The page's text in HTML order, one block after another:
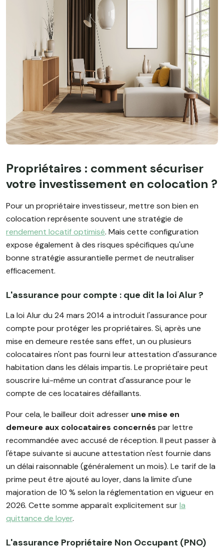
Propriétaires : comment sécuriser
votre investissement en colocation ?
Pour un propriétaire investisseur, mettre son bien en
colocation représente souvent une stratégie de
rendement locatif optimisé. Mais cette configuration
expose également à des risques spécifiques qu'une
bonne stratégie assurantielle permet de neutraliser
efficacement.
L'assurance pour compte : que dit la loi Alur ?
La loi Alur du 24 mars 2014 a introduit l'assurance pour
compte pour protéger les propriétaires. Si, après une
mise en demeure restée sans effet, un ou plusieurs
colocataires n'ont pas fourni leur attestation d'assurance
habitation dans les délais impartis. Le propriétaire peut
souscrire lui-même un contrat d'assurance pour le
compte de ces locataires défaillants.
Pour cela, le bailleur doit adresser une mise en
demeure aux colocataires concernés par lettre
recommandée avec accusé de réception. Il peut passer à
l'étape suivante si aucune attestation n'est fournie dans
un délai raisonnable (généralement un mois). Le tarif de la
prime peut être ajouté au loyer, dans la limite d'une
majoration de 10 % selon la réglementation en vigueur en
2026. Cette somme apparaît explicitement surla
quittance de loyer.
L'assurance Propriétaire Non Occupant (PNO)